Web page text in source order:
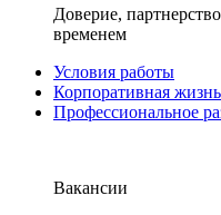
Доверие,
временем
Условия работы
Корпоративная жизнь
Профессиональное
Вакансии